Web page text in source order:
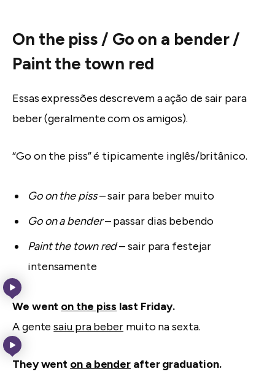
On the piss / Go on a bender /
Paint the town red
Essas expressões descrevem a ação de sair para
beber (geralmente com os amigos).
“Go on the piss” é tipicamente inglês/britânico.
Go on the piss– sair para beber muito
Go on a bender– passar dias bebendo
Paint the town red– sair para festejar
intensamente
We went on the piss last Friday.
A gentesaiu pra beber muito na sexta.
They went on a bender after graduation.